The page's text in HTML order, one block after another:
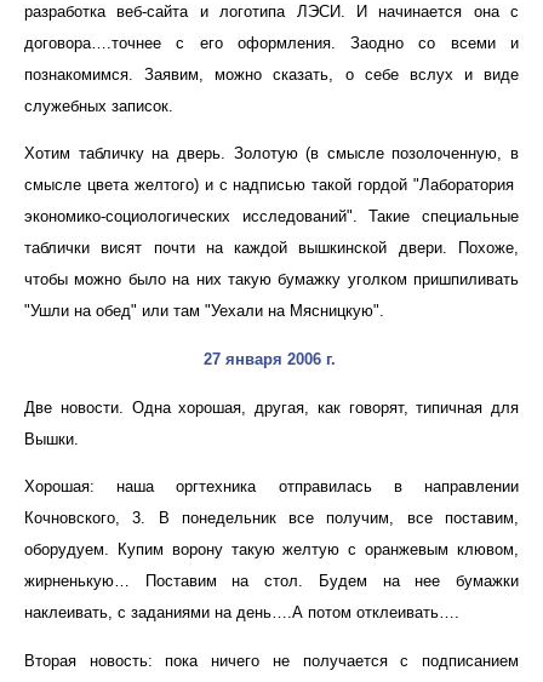
разработка веб-сайта и логотипа ЛЭСИ. И начинается она с
договора….точнее с его оформления. Заодно со всеми и
познакомимся. Заявим, можно сказать, о себе вслух и виде
служебных записок.
Хотим табличку на дверь. Золотую (в смысле позолоченную, в
смысле цвета желтого) и с надписью такой гордой "Лаборатория
экономико-социологических исследований". Такие специальные
таблички висят почти на каждой вышкинской двери. Похоже,
чтобы можно было на них такую бумажку уголком пришпиливать
"Ушли на обед" или там "Уехали на Мясницкую".
27 января 2006 г.
Две новости. Одна хорошая, другая, как говорят, типичная для
Вышки.
Хорошая: наша оргтехника отправилась в направлении
Кочновского, 3. В понедельник все получим, все поставим,
оборудуем. Купим ворону такую желтую с оранжевым клювом,
жирненькую… Поставим на стол. Будем на нее бумажки
наклеивать, с заданиями на день….А потом отклеивать….
Вторая новость: пока ничего не получается с подписанием